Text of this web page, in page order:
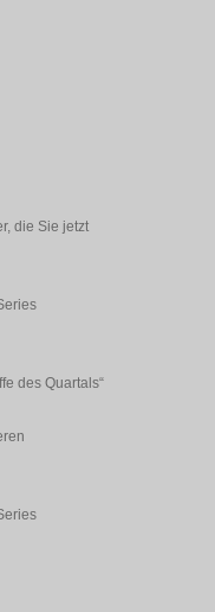
die Sie jetzt
des Quartals“